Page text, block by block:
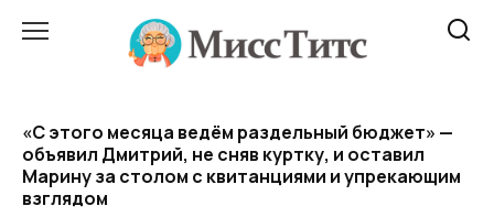
«С этого месяца ведём раздельный бюджет» —
объявил Дмитрий, не сняв куртку, и оставил
Марину за столом с квитанциями и упрекающим
взглядом